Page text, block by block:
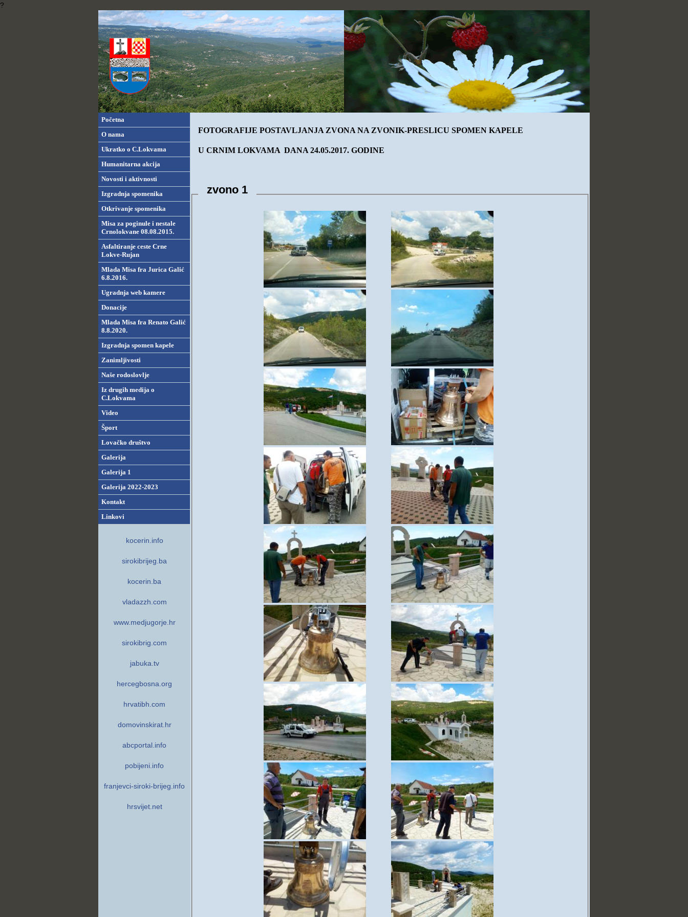
?
Početna
O nama
Ukratko o C.Lokvama
Humanitarna akcija
Novosti i aktivnosti
Izgradnja spomenika
Otkrivanje spomenika
Misa za poginule i nestale
Crnolokvane 08.08.2015.
Asfaltiranje ceste Crne
Lokve-Rujan
Mlada Misa fra Jurica Galić
6.8.2016.
Ugradnja web kamere
Donacije
Mlada Misa fra Renato Galić
8.8.2020.
Izgradnja spomen kapele
Zanimljivosti
Naše rodoslovlje
Iz drugih medija o
C.Lokvama
Video
Šport
Lovačko društvo
Galerija
Galerija 1
Galerija 2022-2023
Kontakt
Linkovi
kocerin.info
sirokibrijeg.ba
kocerin.ba
vladazzh.com
www.medjugorje.hr
sirokibrig.com
jabuka.tv
hercegbosna.org
hrvatibh.com
domovinskirat.hr
abcportal.info
pobijeni.info
franjevci-siroki-brijeg.info
hrsvijet.net
FOTOGRAFIJE POSTAVLJANJA ZVONA NA ZVONIK-PRESLICU SPOMEN KAPELE
U CRNIM LOKVAMA DANA 24.05.2017. GODINE
zvono 1